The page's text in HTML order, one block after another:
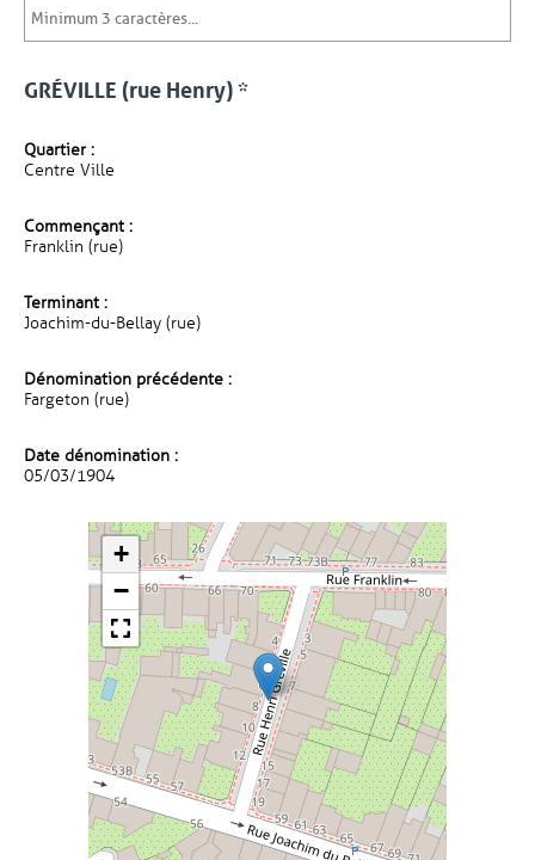
GRÉVILLE (rue Henry) *
Quartier :
Centre Ville
Commençant :
Franklin (rue)
Terminant :
Joachim-du-Bellay (rue)
Dénomination précédente :
Fargeton (rue)
Date dénomination :
05/03/1904
+
−